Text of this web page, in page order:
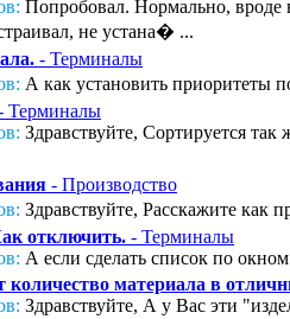
Попробовал. Нормально, вроде
не устана� ...
- Терминалы
А как установить приоритеты
Терминалы
Здравствуйте, Сортируется
- Производство
Здравствуйте, Расскажите как
отключить. - Терминалы
А если сделать список по
материала в
Здравствуйте, А у Вас эти